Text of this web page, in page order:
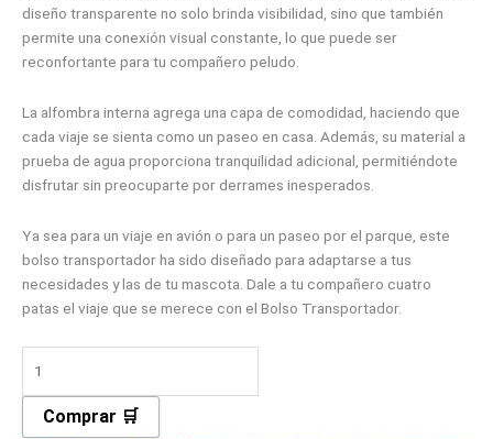
diseño transparente no solo brinda visibilidad, sino que también
permite una conexión visual constante, lo que puede ser
reconfortante para tu compañero peludo.
La alfombra interna agrega una capa de comodidad, haciendo que
cada viaje se sienta como un paseo en casa. Además, su material a
prueba de agua proporciona tranquilidad adicional, permitiéndote
disfrutar sin preocuparte por derrames inesperados.
Ya sea para un viaje en avión o para un paseo por el parque, este
bolso transportador ha sido diseñado para adaptarse a tus
necesidades y las de tu mascota. Dale a tu compañero cuatro
patas el viaje que se merece con el Bolso Transportador.
Comprar 🛒